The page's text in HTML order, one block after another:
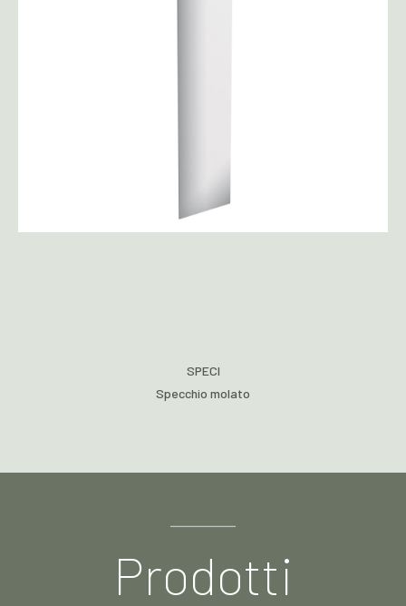
SPECI
Specchio molato
Prodotti